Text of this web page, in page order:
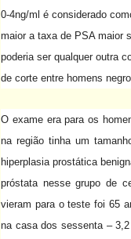
0-4ng/ml é considerado
maior a taxa de PSA maior
poderia ser qualquer outra
de corte entre homens
O exame era para os
na região tinha um
hiperplasia prostática
próstata nesse grupo de
vieram para o teste foi 65
na casa dos sessenta – 3,2